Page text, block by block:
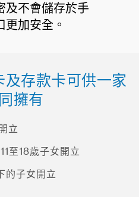
及不會儲存於手
更加安全。
及存款卡可供一家
擁有
立
至18歲子女開立
的子女開立